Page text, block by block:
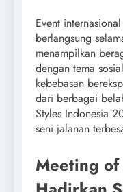
Event
berlangsung
menampilkan
dengan tema
kebebasan
dari berbagai
Styles Indonesia
seni jalanan
Meeting